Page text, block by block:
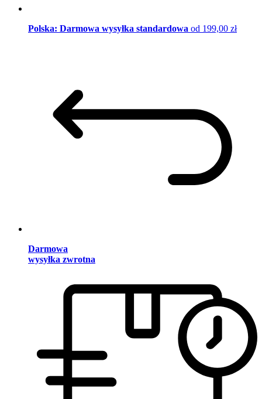
Polska: Darmowa wysyłka standardowa od 199,00 zł
Darmowa
wysyłka zwrotna